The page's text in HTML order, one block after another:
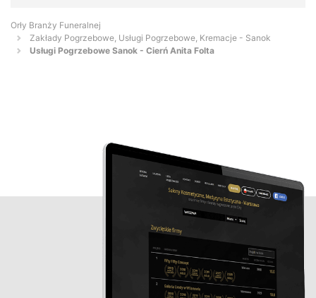
Orły Branży Funeralnej
Zakłady Pogrzebowe, Usługi Pogrzebowe, Kremacje - Sanok
Usługi Pogrzebowe Sanok - Cierń Anita Folta